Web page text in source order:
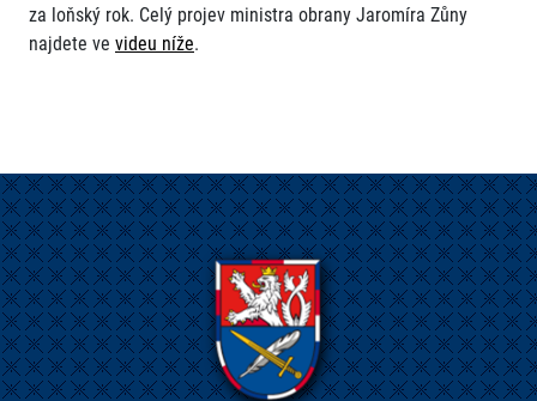
za loňský rok. Celý projev ministra obrany Jaromíra Zůny
najdete ve videu níže.